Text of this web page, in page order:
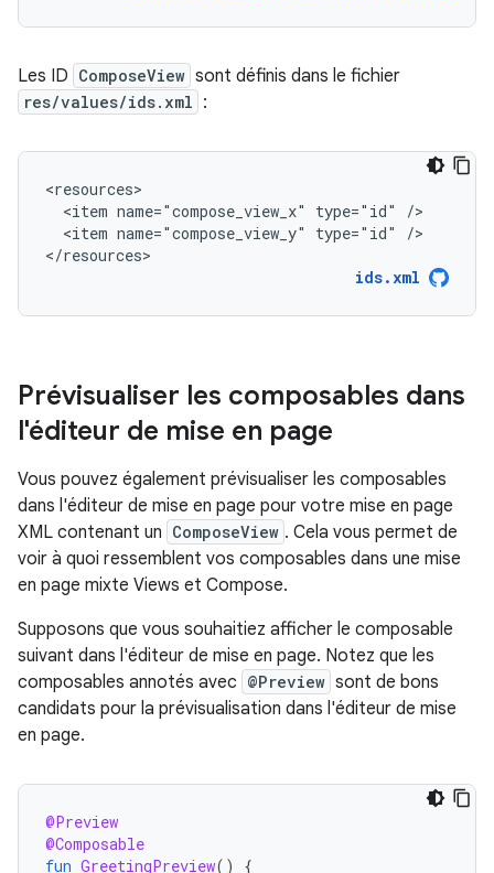
Les ID ComposeView sont définis dans le fichier
res/values/ids.xml :
<item name="compose_view_x" type="id"
<item name="compose_view_y" type="id"
/>
</resources>
ids.xml
Prévisualiser les composables dans
l'éditeur de mise en page
Vous pouvez également prévisualiser les composables
dans l'éditeur de mise en page pour votre mise en page
XML contenant un ComposeView . Cela vous permet de
voir à quoi ressemblent vos composables dans une mise
en page mixte Views et Compose.
Supposons que vous souhaitiez afficher le composable
suivant dans l'éditeur de mise en page. Notez que les
composables annotés avec @Preview sont de bons
candidats pour la prévisualisation dans l'éditeur de mise
en page.
@Preview
@Composable
fun GreetingPreview() {